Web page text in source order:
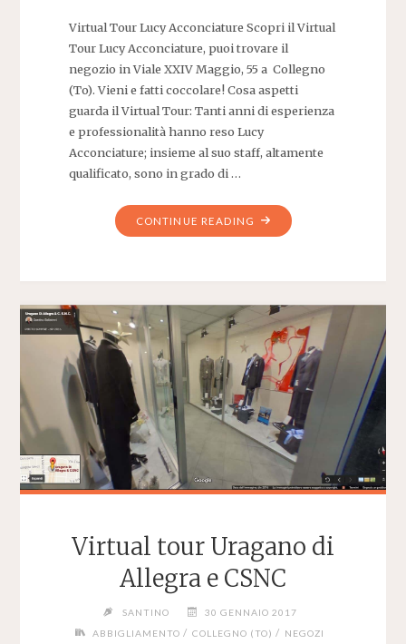
Virtual Tour Lucy Acconciature Scopri il Virtual
Tour Lucy Acconciature, puoi trovare il
negozio in Viale XXIV Maggio, 55 a Collegno
(To). Vieni e fatti coccolare! Cosa aspetti
guarda il Virtual Tour: Tanti anni di esperienza
e professionalità hanno reso Lucy
Acconciature; insieme al suo staff, altamente
qualificato, sono in grado di …
CONTINUE READING "VIRTUAL
ACCONCIATURE"
Virtual tour Uragano di
Allegra e CSNC
SANTINO
30 GENNAIO 2017
ABBIGLIAMENTO / COLLEGNO (TO) / NEGOZI